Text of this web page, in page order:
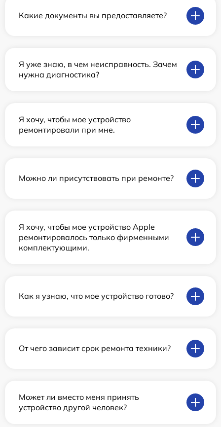
Какие документы вы предоставляете?
Я уже знаю, в чем неисправность. Зачем
нужна диагностика?
Я хочу, чтобы мое устройство
ремонтировали при мне.
Можно ли присутствовать при ремонте?
Я хочу, чтобы мое устройство Apple
ремонтировалось только фирменными
комплектующими.
Как я узнаю, что мое устройство готово?
От чего зависит срок ремонта техники?
Может ли вместо меня принять
устройство другой человек?